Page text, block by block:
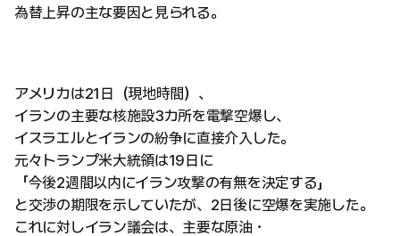
為替上昇の主な要因と見られる。
アメリカは21日（現地時間）、
イランの主要な核施設3カ所を電撃空爆し、
イスラエルとイランの紛争に直接介入した。
元々トランプ米大統領は19日に
「今後2週間以内にイラン攻撃の有無を決定する」
と交渉の期限を示していたが、2日後に空爆を実施した。
これに対しイラン議会は、主要な原油・